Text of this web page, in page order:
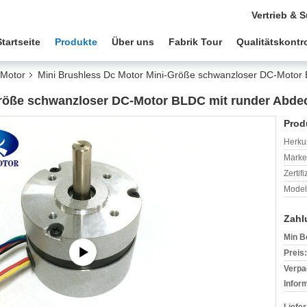
Vertrieb &
Produkte Über uns Fabrik Tour
Mini Brushless Dc Motor Mini-Größe schwanzloser DC-
schwanzloser DC-Motor BLDC mit runder
Min
Preis: